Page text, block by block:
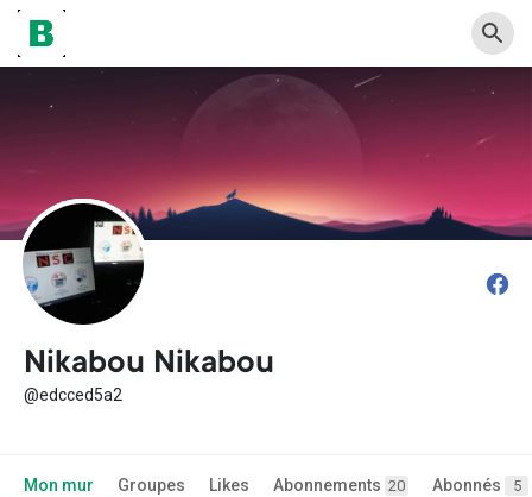
Nikabou Nikabou
@edcced5a2
Mon mur Groupes Likes Abonnements 20 Abonnés 5